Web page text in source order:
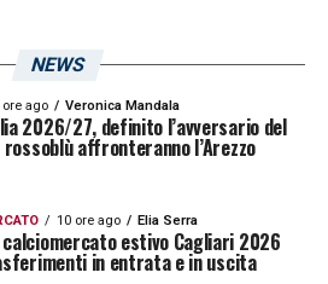
NEWS
ore ago Veronica Mandala
2026/27, definito l’avversario del
affronteranno l’Arezzo
10 ore ago Elia Serra
calciomercato estivo Cagliari 2026
in entrata e in uscita